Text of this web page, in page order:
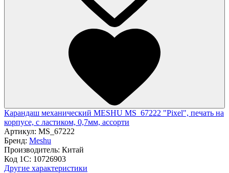
Карандаш механический MESHU MS_67222 "Pixel", печать на
корпусе, с ластиком, 0,7мм, ассорти
Артикул: MS_67222
Бренд: Meshu
Производитель: Китай
Код 1С: 10726903
Другие характеристики